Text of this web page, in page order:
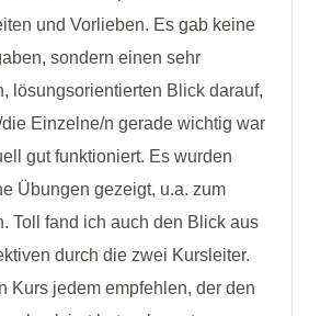
und Vorlieben. Es gab keine
sondern einen sehr
lösungsorientierten Blick darauf,
Einzelne/n gerade wichtig war
gut funktioniert. Es wurden
Übungen gezeigt, u.a. zum
Toll fand ich auch den Blick aus
durch die zwei Kursleiter.
Kurs jedem empfehlen, der den